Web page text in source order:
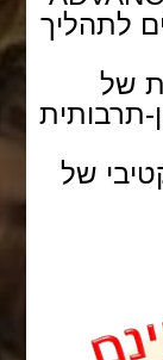
לתהליך
של
תרבותית
של